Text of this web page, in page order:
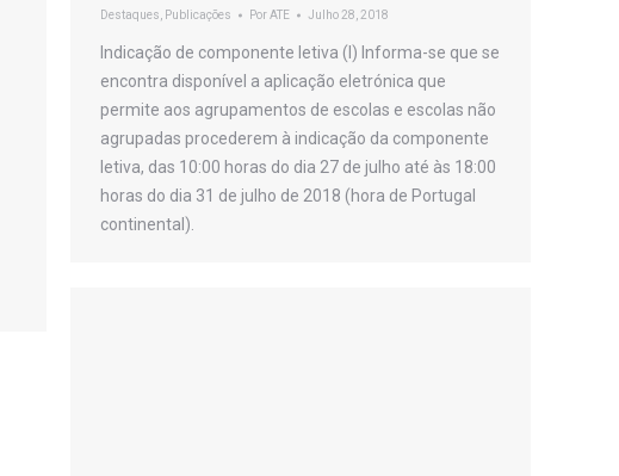
Destaques Publicações PorATE Julho 28, 2018
Indicação de componente letiva (I) Informa-se que se
encontra disponível a aplicação eletrónica que
permite aos agrupamentos de escolas e escolas não
agrupadas procederem à indicação da componente
letiva, das 10:00 horas do dia 27 de julho até às 18:00
horas do dia 31 de julho de 2018 (hora de Portugal
continental).